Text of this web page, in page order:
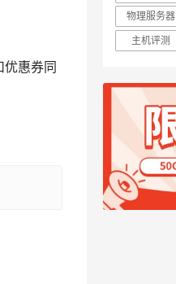
惠券同
物理服务器
主机评测